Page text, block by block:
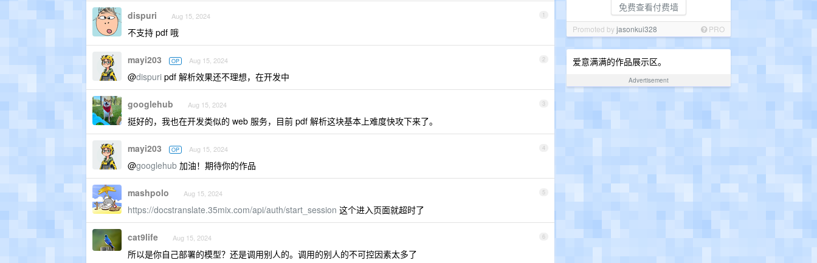
免费查看付费墙
Promoted byjasonkui328 PRO
爱意满满的作品展示区。
Advertisement
1
dispuri Aug 15, 2024
不支持 pdf 哦
2
mayi203 OP Aug 15, 2024
@dispuri pdf 解析效果还不理想，在开发中
3
googlehub Aug 15, 2024
挺好的，我也在开发类似的 web 服务，目前 pdf 解析这块基本上难度快攻下来了。
4
mayi203 OP Aug 15, 2024
@googlehub 加油！期待你的作品
5
mashpolo Aug 15, 2024
https://docstranslate.35mix.com/api/auth/start_session 这个进入页面就超时了
6
cat9life Aug 15, 2024
所以是你自己部署的模型？还是调用别人的。调用的别人的不可控因素太多了